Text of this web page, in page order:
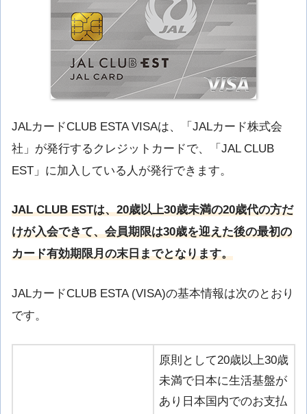
JALカードCLUB ESTA VISAは、「JALカード株式会
社」が発行するクレジットカードで、「JAL CLUB
EST」に加入している人が発行できます。
JAL CLUB ESTは、20歳以上30歳未満の20歳代の方だ
けが入会できて、会員期限は30歳を迎えた後の最初の
カード有効期限月の末日までとなります。
JALカードCLUB ESTA (VISA)の基本情報は次のとおり
です。
原則として20歳以上30歳
未満で日本に生活基盤が
あり日本国内でのお支払